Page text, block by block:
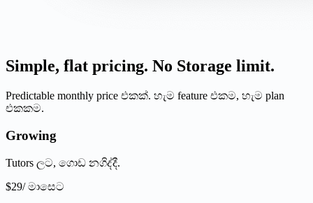
Simple, flat pricing. No Storage limit.
Predictable monthly price එකක්. හැම feature එකම, හැම plan
එකකම.
Growing
Tutors ලට, ගොඩ නගිද්දී.
$29/ මාසෙට